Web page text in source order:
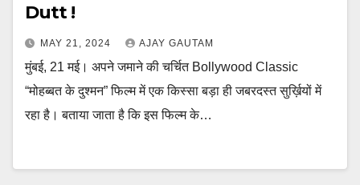
Dutt !
MAY 21, 2024 AJAY GAUTAM
मुंबई, 21 मई। अपने जमाने की चर्चित Bollywood Classic
“मोहब्बत के दुश्मन” फिल्म में एक किस्सा बड़ा ही जबरदस्त सुर्ख़ियों में
रहा है। बताया जाता है कि इस फिल्‍म के…